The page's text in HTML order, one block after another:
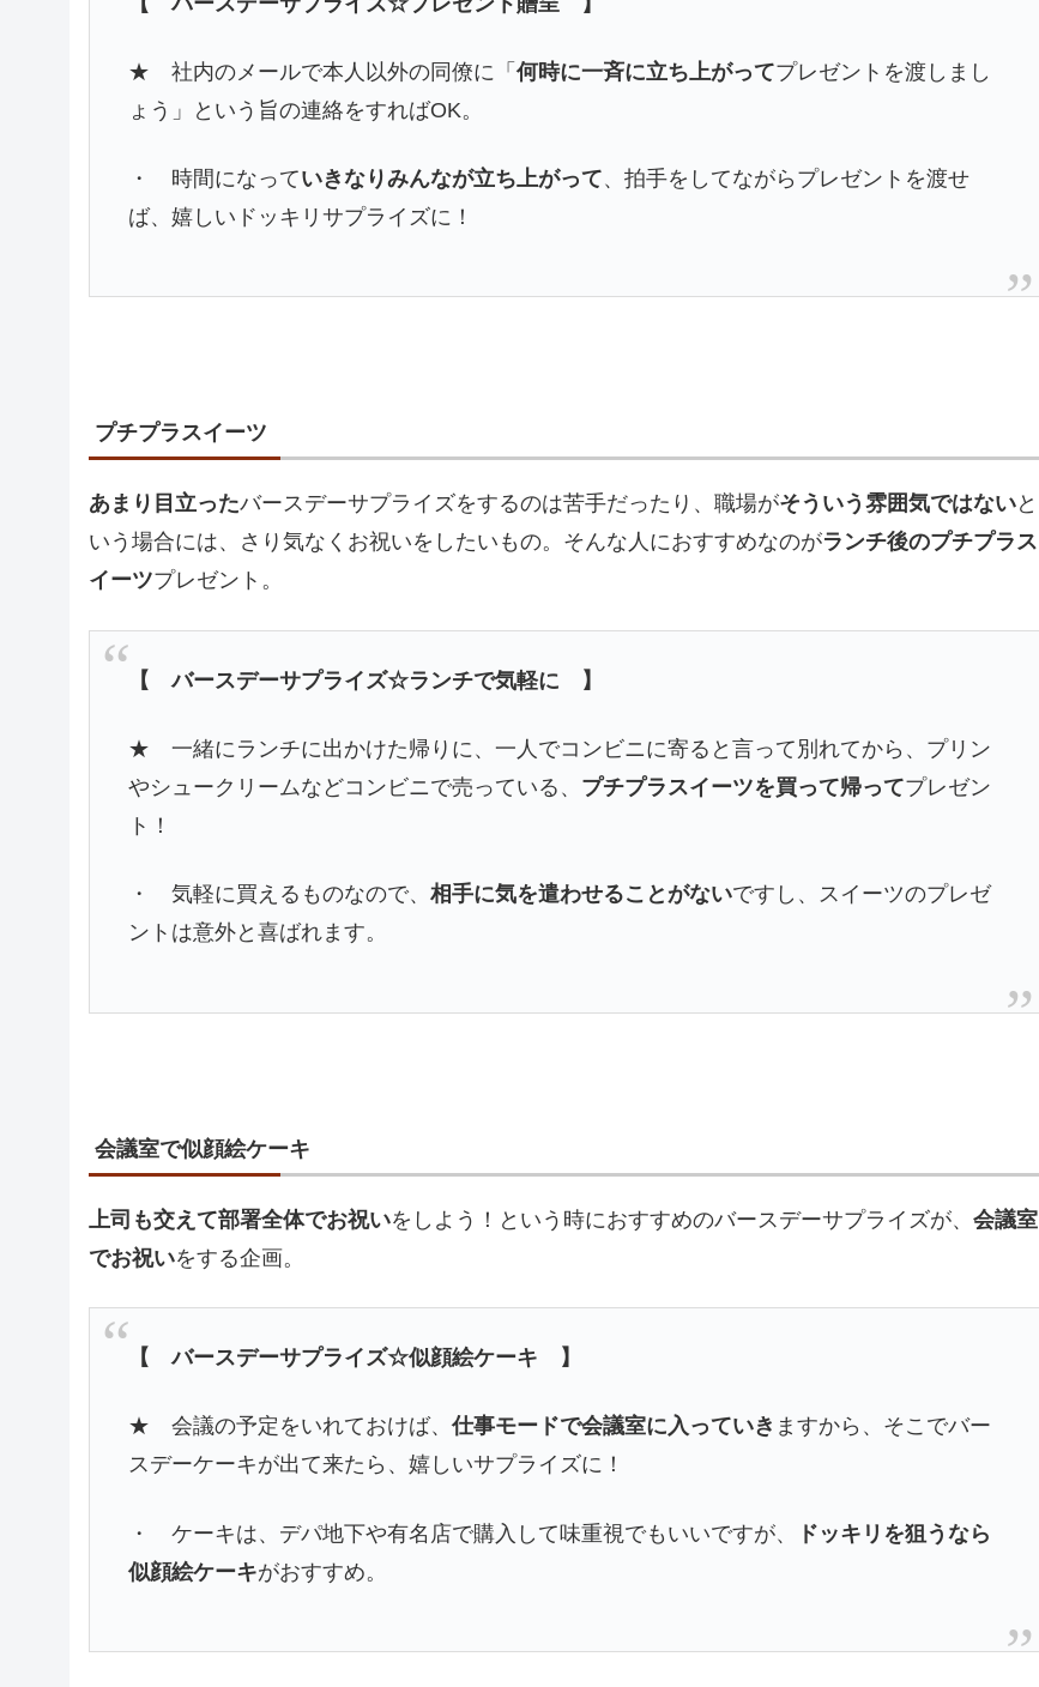
★ 社内のメールで本人以外の同僚に「何時に一斉に立ち上がってプレゼントを渡しまし
ょう」という旨の連絡をすればOK。
・ 時間になっていきなりみんなが立ち上がって、拍手をしてながらプレゼントを渡せ
ば、嬉しいドッキリサプライズに！
プチプラスイーツ
あまり目立ったバースデーサプライズをするのは苦手だったり、職場がそういう雰囲気ではないと
いう場合には、さり気なくお祝いをしたいもの。そんな人におすすめなのがランチ後のプチプラス
イーツプレゼント。
【 バースデーサプライズ☆ランチで気軽に 】
★ 一緒にランチに出かけた帰りに、一人でコンビニに寄ると言って別れてから、プリン
やシュークリームなどコンビニで売っている、 プチプラスイーツを買って帰ってプレゼン
ト！
・ 気軽に買えるものなので、相手に気を遣わせることがないですし、スイーツのプレゼ
ントは意外と喜ばれます。
会議室で似顔絵ケーキ
上司も交えて部署全体でお祝いをしよう！という時におすすめのバースデーサプライズが、 会議室
でお祝いをする企画。
【 バースデーサプライズ☆似顔絵ケーキ 】
★ 会議の予定をいれておけば、仕事モードで会議室に入っていき ますから、そこでバー
スデーケーキが出て来たら、嬉しいサプライズに！
・ ケーキは、デパ地下や有名店で購入して味重視でもいいですが、
ドッキリを狙うなら
似顔絵ケーキがおすすめ。